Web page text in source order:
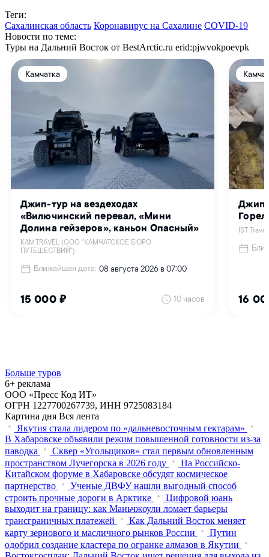
Теги:
Сахалинская область Коронавирус на Сахалине COVID-19
Новости по теме:
Туры на Дальний Восток от BestArctic.ru erid:pjwvokpoevpk
Больше туров
6+ реклама
ООО «Пресс Код ИТ»
ОГРН 1227700267739, ИНН 9725083184
Картина дня Вся лента
Якутия стала лидером по «дальневосточным гектарам»
В Хабаровске объявили режим повышенной готовности из‑за
паводка
Сквер «Угольщиков» стал первым обновленным
пространством Лучегорска в 2026 году
На Российско-
Китайском форуме в Хабаровске обсудят космическое
партнерство
Ученые ДВФУ нашли выгодный способ
строить прочные дороги в Арктике
Цифровой юань
выходит на границу: как Маньчжоули ломает барьеры
трансграничных платежей
Как Дальний Восток меняет
карту зернового и масличного рынков России
Путин
одобрил создание кластера по огранке алмазов в Якутии